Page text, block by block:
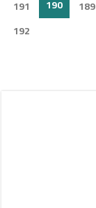
189
190
191
192